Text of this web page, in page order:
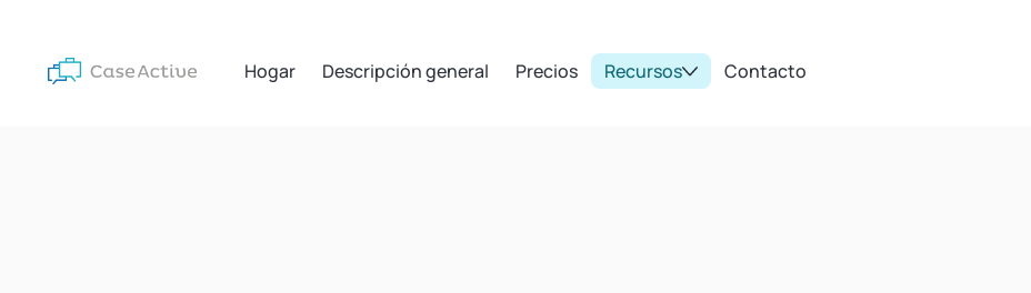
Hogar Descripción general Precios Recursos Contacto